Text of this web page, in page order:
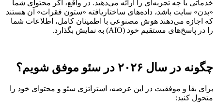
خدماتی یا چه تجربه‌ای را ارائه می‌دهید. در واقع، اگر محتوای شما
«بدن» سایت باشد، داده‌های ساختاریافته «ستون فقرات» آن هستند
که اجازه می‌دهند هوش مصنوعی با اطمینان کامل، اطلاعات شما
را در پاسخ‌های مستقیم خود (AIO) به نمایش بگذارد.
چگونه در سال ۲۰۲۶ در سئو موفق شویم؟
برای بقا و موفقیت در این عرصه، استراتژی سئو و محتوای خود را
متحول کنید: